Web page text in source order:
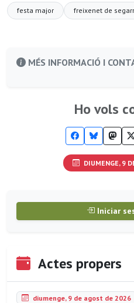
festa major freixenet de
MÉS INFORMACIÓ I
Ho vols
DIUMENGE, 9
Iniciar
Actes propers
diumenge, 9 de agost de 2026